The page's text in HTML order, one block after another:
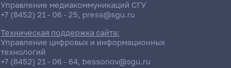
Управление медиакоммуникаций СГУ
+7 (8452) 21 - 06 - 25, press@sgu.ru
Техническая поддержка сайта:
Управление цифровых и информационных
технологий
+7 (8452) 21 - 06 - 64, bessonov@sgu.ru